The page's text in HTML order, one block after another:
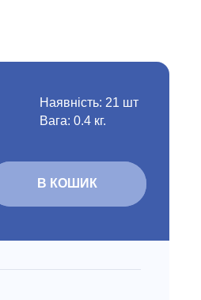
Наявність: 21 шт
Вага: 0.4 кг.
В КОШИК